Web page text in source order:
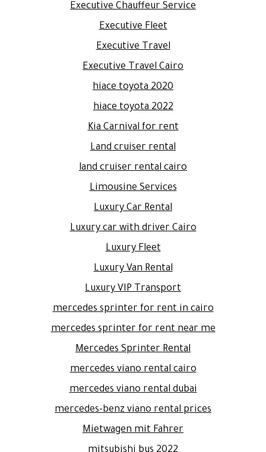
Executive Chauffeur Service
Executive Fleet
Executive Travel
Executive Travel Cairo
hiace toyota 2020
hiace toyota 2022
Kia Carnival for rent
Land cruiser rental
land cruiser rental cairo
Limousine Services
Luxury Car Rental
Luxury car with driver Cairo
Luxury Fleet
Luxury Van Rental
Luxury VIP Transport
mercedes sprinter for rent in cairo
mercedes sprinter for rent near me
Mercedes Sprinter Rental
mercedes viano rental cairo
mercedes viano rental dubai
mercedes-benz viano rental prices
Mietwagen mit Fahrer